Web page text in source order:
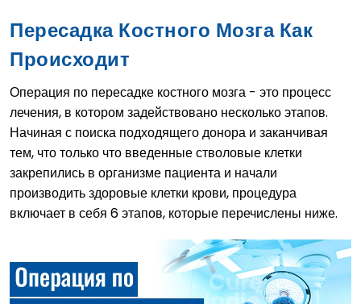
Пересадка Костного Мозга Как
Происходит
Операция по пересадке костного мозга - это процесс
лечения, в котором задействовано несколько этапов.
Начиная с поиска подходящего донора и заканчивая
тем, что только что введенные стволовые клетки
закрепились в организме пациента и начали
производить здоровые клетки крови, процедура
включает в себя 6 этапов, которые перечислены ниже.